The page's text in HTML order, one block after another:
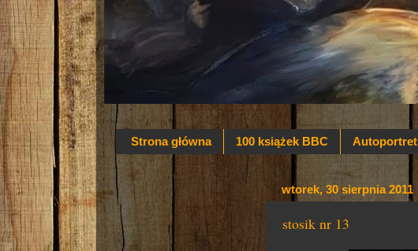
Strona główna 100 książek BBC Autoportret
wtorek, 30 sierpnia 2011
stosik nr 13